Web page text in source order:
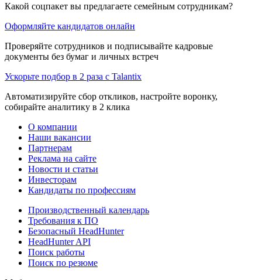
Какой соцпакет вы предлагаете семейным сотрудникам?
Оформляйте кандидатов онлайн
Проверяйте сотрудников и подписывайте кадровые
документы без бумаг и личных встреч
Ускорьте подбор в 2 раза с Talantix
Автоматизируйте сбор откликов, настройте воронку,
собирайте аналитику в 2 клика
О компании
Наши вакансии
Партнерам
Реклама на сайте
Новости и статьи
Инвесторам
Кандидаты по профессиям
Производственный календарь
Требования к ПО
Безопасный HeadHunter
HeadHunter API
Поиск работы
Поиск по резюме